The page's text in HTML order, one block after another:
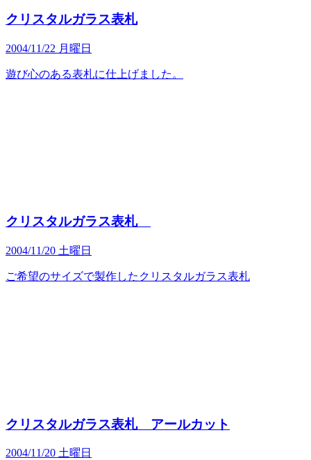
クリスタルガラス表札
2004/11/22 月曜日
遊び心のある表札に仕上げました。
クリスタルガラス表札
2004/11/20 土曜日
ご希望のサイズで製作したクリスタルガラス表札
クリスタルガラス表札 アールカット
2004/11/20 土曜日